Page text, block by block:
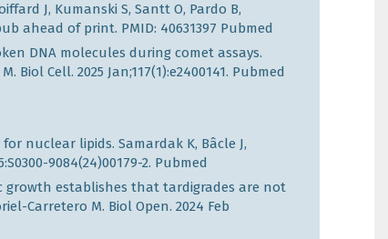
J, Kumanski S, Santt O, Pardo B,
ahead of print. PMID: 40631397 Pubmed
DNA molecules during comet assays.
Biol Cell. 2025 Jan;117(1):e2400141. Pubmed
nuclear lipids. Samardak K, Bâcle J,
9084(24)00179-2. Pubmed
establishes that tardigrades are not
Carretero M. Biol Open. 2024 Feb